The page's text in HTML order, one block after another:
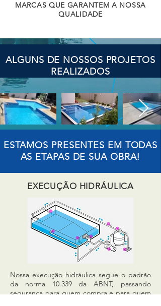
MARCAS QUE GARANTEM A NOSSA
QUALIDADE
ALGUNS DE NOSSOS PROJETOS
REALIZADOS
ESTAMOS PRESENTES EM TODAS
AS ETAPAS DE SUA OBRA!
EXECUÇÃO HIDRÁULICA
Nossa execução hidráulica segue o padrão
da norma 10.339 da ABNT, passando
segurança para quem compra e para quem